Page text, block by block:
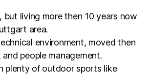
but living more then 10 years now
area.
environment, moved then
people management.
plenty of outdoor sports like